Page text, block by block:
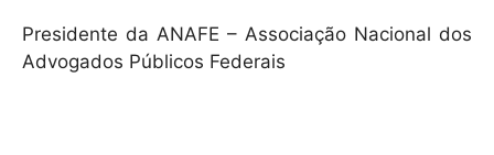
Presidente da ANAFE – Associação Nacional dos
Advogados Públicos Federais